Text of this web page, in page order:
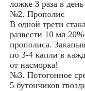
ложке 3 раза в
№2. Прополис
В одной трети
развести 10 мл
прополиса.
по 3-4 капли в
от насморка!
№3. Потогонное
5 бутончиков